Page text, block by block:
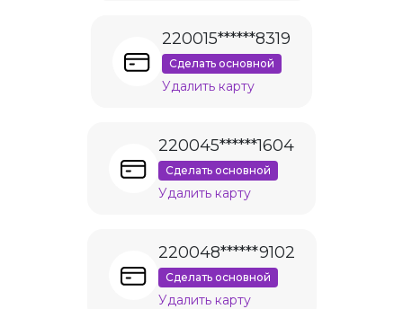
220015******8319
Сделать основной
Удалить карту
220045******1604
Сделать основной
Удалить карту
220048******9102
Сделать основной
Удалить карту